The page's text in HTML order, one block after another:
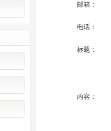
邮箱：
电话：
标题：
内容：